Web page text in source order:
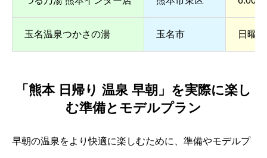
玉名温泉つかさの湯 玉名市 日曜
「熊本 日帰り 温泉 早朝」を実際に楽し
む準備とモデルプラン
早朝の温泉をより快適に楽しむために、準備やモデルプ